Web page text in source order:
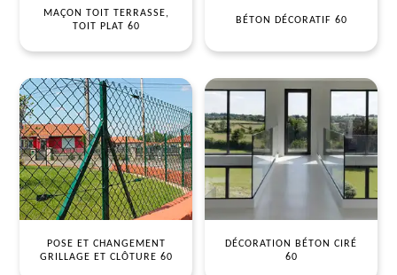
MAÇON TOIT TERRASSE,
TOIT PLAT 60
BÉTON DÉCORATIF 60
POSE ET CHANGEMENT
GRILLAGE ET CLÔTURE 60
DÉCORATION BÉTON CIRÉ
60